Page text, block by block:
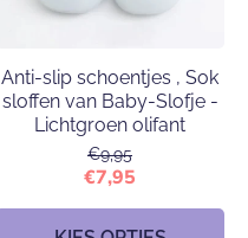
Anti-slip schoentjes , Sok
sloffen van Baby-Slofje -
Lichtgroen olifant
€9,95
€7,95